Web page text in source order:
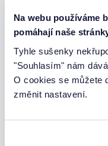
Na webu používáme
pomáhají naše
Tyhle sušenky
"Souhlasím" nám
O cookies se můžete
změnit nastavení.
Kurz na